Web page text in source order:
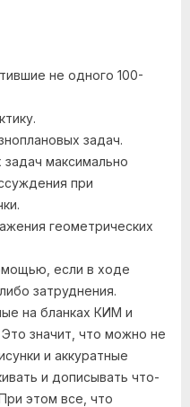
не одного 100-
задач.
максимально
при
геометрических
если в ходе
затруднения.
на бланках КИМ и
значит, что можно не
и аккуратные
и дописывать что-
этом все, что